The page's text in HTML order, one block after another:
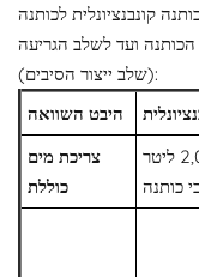
קונבנציונלית לכותנה
הכותנה ועד לשלב הגריעה
(שלב ייצור הסיבים):
היבט השוואה
צריכת מים
כוללת
כ-2,000-3,000 ליטר
כותנה